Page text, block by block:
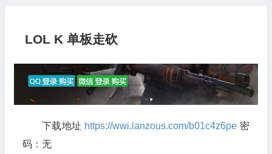
LOL K 单板走砍
下载地址 https://wwi.lanzous.com/b01c4z6pe 密
码：无